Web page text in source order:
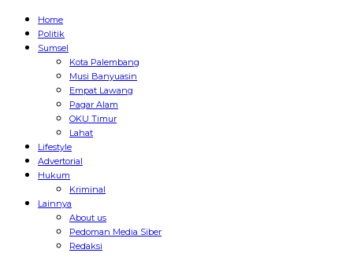
Home
Politik
Sumsel
Kota Palembang
Musi Banyuasin
Empat Lawang
Pagar Alam
OKU Timur
Lahat
Lifestyle
Advertorial
Hukum
Kriminal
Lainnya
About us
Pedoman Media Siber
Redaksi